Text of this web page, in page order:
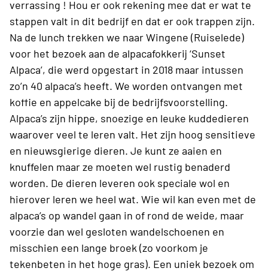
verrassing ! Hou er ook rekening mee dat er wat te
stappen valt in dit bedrijf en dat er ook trappen zijn.
Na de lunch trekken we naar Wingene (Ruiselede)
voor het bezoek aan de alpacafokkerij ‘Sunset
Alpaca’, die werd opgestart in 2018 maar intussen
zo’n 40 alpaca’s heeft. We worden ontvangen met
koffie en appelcake bij de bedrijfsvoorstelling.
Alpaca’s zijn hippe, snoezige en leuke kuddedieren
waarover veel te leren valt. Het zijn hoog sensitieve
en nieuwsgierige dieren. Je kunt ze aaien en
knuffelen maar ze moeten wel rustig benaderd
worden. De dieren leveren ook speciale wol en
hierover leren we heel wat. Wie wil kan even met de
alpaca’s op wandel gaan in of rond de weide, maar
voorzie dan wel gesloten wandelschoenen en
misschien een lange broek (zo voorkom je
tekenbeten in het hoge gras). Een uniek bezoek om